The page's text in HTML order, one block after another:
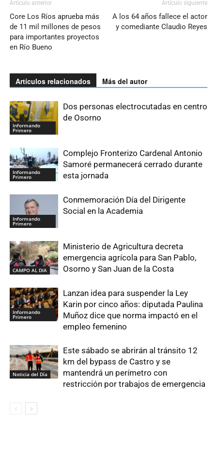
Artículo anterior
Core Los Ríos aprueba más
de 11 mil millones de pesos
para importantes proyectos
en Río Bueno
Artículo siguiente
A los 64 años fallece el actor
y comediante Claudio Reyes
Artículos relacionados Más del autor
Informando
Primero
Dos personas electrocutadas en centro
de Osorno
Informando
Primero
Complejo Fronterizo Cardenal Antonio
Samoré permanecerá cerrado durante
esta jornada
Informando
Primero
Conmemoración Día del Dirigente
Social en la Academia
CAMPO AL DIA
Ministerio de Agricultura decreta
emergencia agrícola para San Pablo,
Osorno y San Juan de la Costa
Informando
Primero
Lanzan idea para suspender la Ley
Karin por cinco años: diputada Paulina
Muñoz dice que norma impactó en el
empleo femenino
Noticia del Día
Este sábado se abrirán al tránsito 12
km del bypass de Castro y se
mantendrá un perímetro con
restricción por trabajos de emergencia